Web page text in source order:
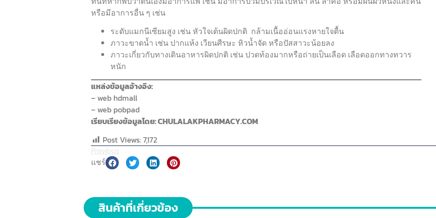
หรือมีอาการอื่น ๆ เช่น
ระดับแมกนีเซียมสูง เช่น หัวใจเต้นผิดปกติ กล้ามเนื้ออ่อนแรงหายใจตื้น
ภาวะขาดน้ำ เช่น ปากแห้ง เวียนศีรษะ หิวน้ำจัด หรือปัสสาวะน้อยลง
ภาวะเกี่ยวกับทางเดินอาหารผิดปกติ เช่น ปวดท้องมากหรือถ่ายเป็นเลือด เลือดออกทางทวาร
หนัก
แหล่งข้อมูลอ้างอิง:
– web hdmall
– web pobpad
เรียบเรียงข้อมูลโดย: CHULALAKPHARMACY.COM
Post Views: 7,172
Previous
แชร์
สินค้าที่เกี่ยวข้อง